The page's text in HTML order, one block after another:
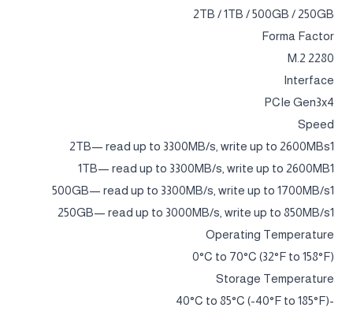
2TB / 1TB / 500GB / 250GB
Forma Factor
M.2 2280
Interface
PCIe Gen3x4
Speed
2TB— read up to 3300MB/s, write up to 2600MBs1
1TB— read up to 3300MB/s, write up to 2600MB1
500GB— read up to 3300MB/s, write up to 1700MB/s1
250GB— read up to 3000MB/s, write up to 850MB/s1
Operating Temperature
0°C to 70°C (32°F to 158°F)
Storage Temperature
-40°C to 85°C (-40°F to 185°F)